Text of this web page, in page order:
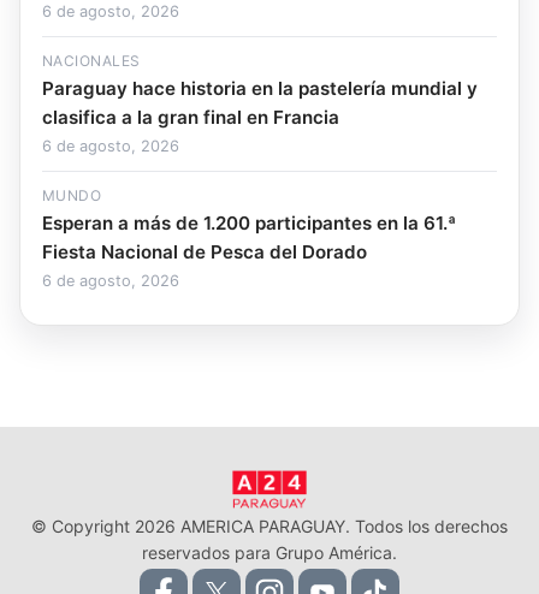
6 de agosto, 2026
NACIONALES
Paraguay hace historia en la pastelería mundial y
clasifica a la gran final en Francia
6 de agosto, 2026
MUNDO
Esperan a más de 1.200 participantes en la 61.ª
Fiesta Nacional de Pesca del Dorado
6 de agosto, 2026
© Copyright 2026 AMERICA PARAGUAY. Todos los derechos
reservados para Grupo América.